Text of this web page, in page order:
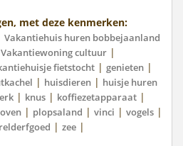
met deze kenmerken:
Vakantiehuis huren bobbejaanland
Vakantiewoning cultuur |
fietstocht | genieten |
| huisdieren | huisje huren
| knus | koffiezetapparaat |
oven | plopsaland | vinci | vogels |
| zee |